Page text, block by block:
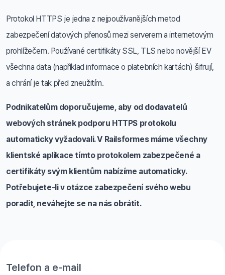
Protokol HTTPS je jedna z nejpoužívanějších metod
zabezpečení datových přenosů mezi serverem a internetovým
prohlížečem. Používané certifikáty SSL, TLS nebo novější EV
všechna data (například informace o platebních kartách) šifrují,
a chrání je tak před zneužitím.
Podnikatelům doporučujeme, aby od dodavatelů
webových stránek podporu HTTPS protokolu
automaticky vyžadovali. V Railsformes máme všechny
klientské aplikace tímto protokolem zabezpečené a
certifikáty svým klientům nabízíme automaticky.
Potřebujete-li v otázce zabezpečení svého webu
poradit, neváhejte se na nás obrátit.
Telefon a e-mail